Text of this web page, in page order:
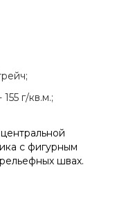
155 г/кв.м.;
с фигурным
швах.